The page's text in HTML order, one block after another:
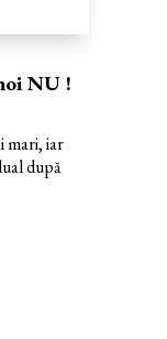
NU !
mari, iar
după